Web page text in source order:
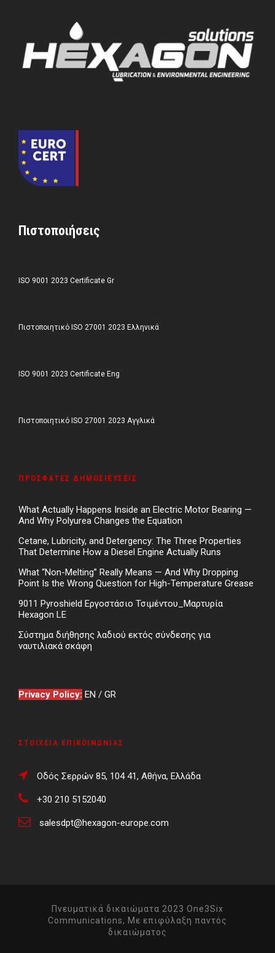
Πιστοποιήσεις
ISO 9001 2023 Certificate Gr
Πιστοποιητικό ISO 27001 2023 Ελληνικά
ISO 9001 2023 Certificate Eng
Πιστοποιητικό ISO 27001 2023 Αγγλικά
ΠΡΌΣΦΑΤΕΣ ΔΗΜΟΣΙΕΎΣΕΙΣ
What Actually Happens Inside an Electric Motor Bearing —
And Why Polyurea Changes the Equation
Cetane, Lubricity, and Detergency: The Three Properties
That Determine How a Diesel Engine Actually Runs
What “Non-Melting” Really Means — And Why Dropping
Point Is the Wrong Question for High-Temperature Grease
9011 Pyroshield Εργοστάσιο Τσιμέντου_Μαρτυρία
Hexagon LE
Σύστημα διήθησης λαδιού εκτός σύνδεσης για
ναυτιλιακά σκάφη
Privacy Policy: EN / GR
ΣΤΟΙΧΕΊΑ ΕΠΙΚΟΙΝΩΝΊΑΣ
Οδός Σερρών 85, 104 41, Αθήνα, Ελλάδα
+30 210 5152040
salesdpt@hexagon-europe.com
Πνευματικά δικαιώματα 2023 One3Six
Communications, Με επιφύλαξη παντός
δικαιώματος